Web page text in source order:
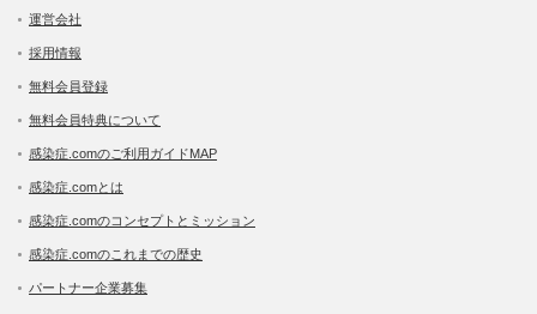
運営会社
採用情報
無料会員登録
無料会員特典について
感染症.comのご利用ガイドMAP
感染症.comとは
感染症.comのコンセプトとミッション
感染症.comのこれまでの歴史
パートナー企業募集